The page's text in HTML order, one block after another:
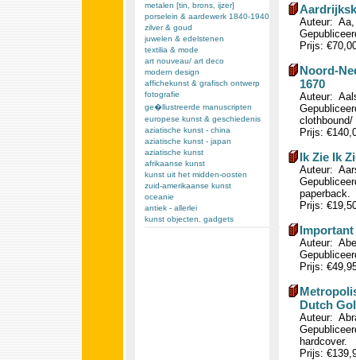
metalen [tin, brons, ijzer]
porselein & aardewerk 1840-1940
zilver & goud
juwelen & edelstenen
textilia & mode
art nouveau/ art deco
modern design
affichekunst & grafisch ontwerp
fotografie
ge�llustreerde manuscripten
europese kunst & geschiedenis
aziatische kunst - china
aziatische kunst - japan
aziatische kunst
afrikaanse kunst
kunst uit het midden-oosten
zuid-amerikaanse kunst
oceanie
antiek - allerlei
kunst objecten, gadgets
Auteur: Aa,
Prijs:
Noord-
1670
Auteur:
Prijs:
Ik Zie Ik
Auteur:
paperback.
Prijs:
Auteur:
Prijs:
Dutch
Auteur:
hardcover.
Prijs: